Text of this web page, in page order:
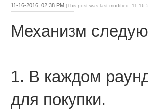
11-16-2016, 02:38 PM (This post was last modified: 11-
Механизм
1. В каждом
для покупки.